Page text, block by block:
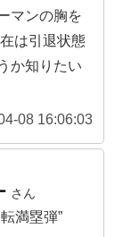
マンの胸を
は引退状態
か知りたい
08 16:06:03
さん
満塁弾”